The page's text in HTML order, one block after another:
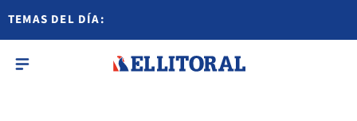
TEMAS DEL DÍA: